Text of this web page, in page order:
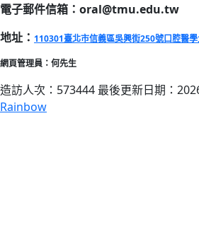
電子郵件信箱：oral@tmu.edu.tw
地址： 110301臺北市信義區吳興街250號口腔醫
網頁管理員：何先生
造訪人次：573444 最後更新日期：
Rainbow